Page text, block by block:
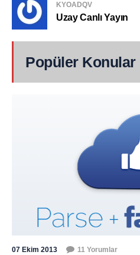
KYOADQV
Uzay Canlı Yayın
Popüler Konular
07 Ekim 2013 11 Yorumlar